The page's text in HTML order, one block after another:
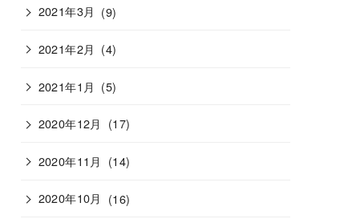
2021年3月 (9)
2021年2月 (4)
2021年1月 (5)
2020年12月 (17)
2020年11月 (14)
2020年10月 (16)